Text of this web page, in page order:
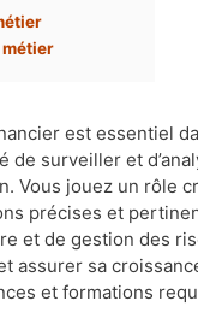
métier
est essentiel
de surveiller et
Vous jouez un rôle
précises et
et de gestion des
assurer sa
et formations